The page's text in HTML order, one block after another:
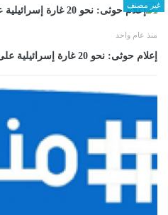
غير مصنف
منذ عام واحد
إعلام حوثى: نحو 20 غارة إسرائيلية على عدة مواقع فى الحديدة باليمن